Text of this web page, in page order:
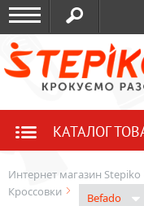
КАТАЛОГ
Интернет магазин Stepiko
Кроссовки
Befado